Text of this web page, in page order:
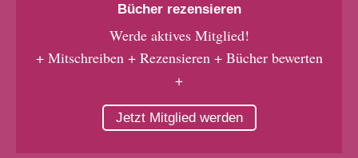
Bücher rezensieren
Werde aktives Mitglied!
+ Mitschreiben + Rezensieren + Bücher bewerten
+
Jetzt Mitglied werden